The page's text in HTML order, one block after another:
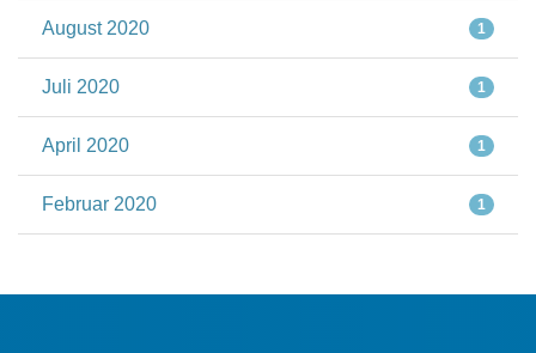
August 2020 1
Juli 2020 1
April 2020 1
Februar 2020 1